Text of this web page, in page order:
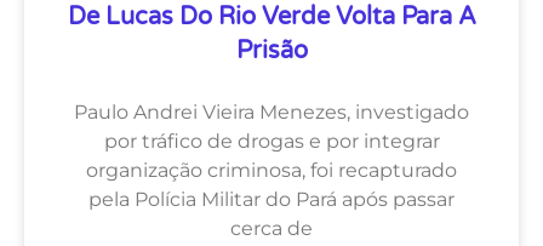
De Lucas Do Rio Verde Volta Para A
Prisão
Paulo Andrei Vieira Menezes, investigado
por tráfico de drogas e por integrar
organização criminosa, foi recapturado
pela Polícia Militar do Pará após passar
cerca de